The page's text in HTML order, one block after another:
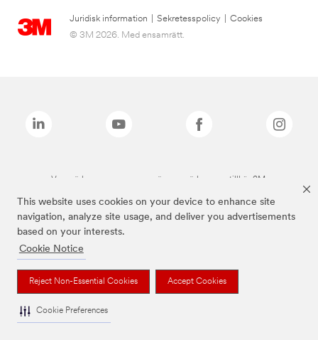
This website uses cookies on your device to enhance site
navigation, analyze site usage, and deliver you advertisements
based on your interests.
Cookie Notice
Reject Non-Essential Cookies Accept Cookies
Cookie Preferences
Juridisk information Sekretesspolicy
Cookies
© 3M 2026. Med ensamrätt.
Varumärken som anges ovan är varumärken som tillhör 3M.